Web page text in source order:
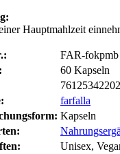
Hauptmahlzeit
FAR-fokpmb
60 Kapseln
farfalla
Kapseln
Unisex,